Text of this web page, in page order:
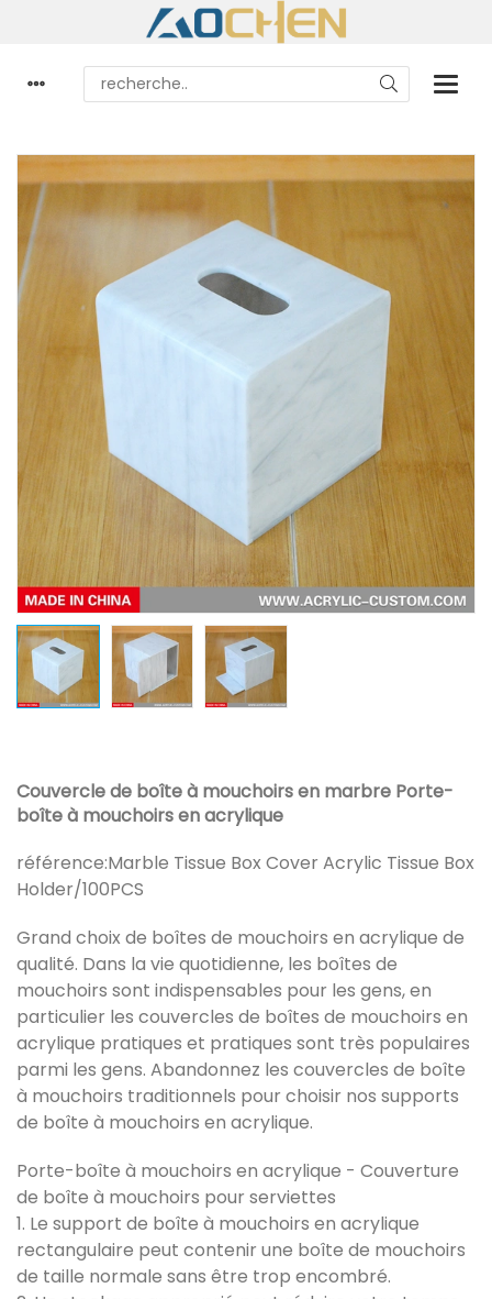
Couvercle de boîte à mouchoirs en marbre Porte-
boîte à mouchoirs en acrylique
référence:Marble Tissue Box Cover Acrylic Tissue Box
Holder/100PCS
Grand choix de boîtes de mouchoirs en acrylique de
qualité. Dans la vie quotidienne, les boîtes de
mouchoirs sont indispensables pour les gens, en
particulier les couvercles de boîtes de mouchoirs en
acrylique pratiques et pratiques sont très populaires
parmi les gens. Abandonnez les couvercles de boîte
à mouchoirs traditionnels pour choisir nos supports
de boîte à mouchoirs en acrylique.
Porte-boîte à mouchoirs en acrylique - Couverture
de boîte à mouchoirs pour serviettes
1. Le support de boîte à mouchoirs en acrylique
rectangulaire peut contenir une boîte de mouchoirs
de taille normale sans être trop encombré.